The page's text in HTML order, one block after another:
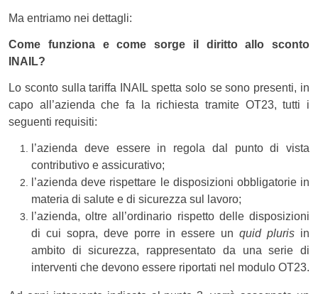
Ma entriamo nei dettagli:
Come funziona e come sorge il diritto allo sconto
INAIL?
Lo sconto sulla tariffa INAIL spetta solo se sono presenti, in
capo all’azienda che fa la richiesta tramite OT23, tutti i
seguenti requisiti:
l’azienda deve essere in regola dal punto di vista
contributivo e assicurativo;
l’azienda deve rispettare le disposizioni obbligatorie in
materia di salute e di sicurezza sul lavoro;
l’azienda, oltre all’ordinario rispetto delle disposizioni
di cui sopra, deve porre in essere un quid pluris in
ambito di sicurezza, rappresentato da una serie di
interventi che devono essere riportati nel modulo OT23.